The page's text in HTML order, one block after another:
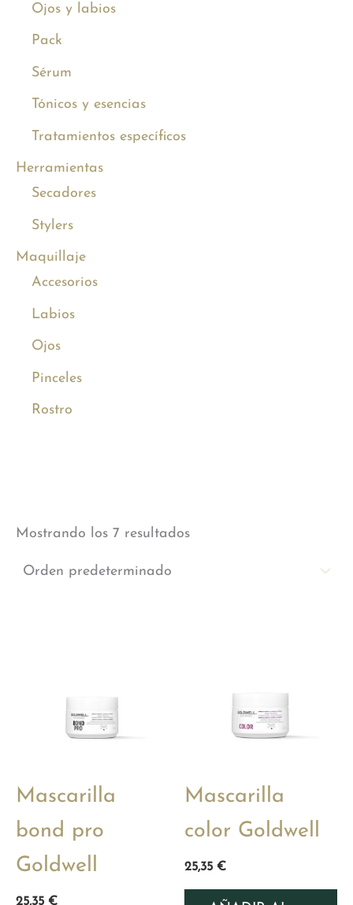
Ojos y labios
Pack
Sérum
Tónicos y esencias
Tratamientos específicos
Herramientas
Secadores
Stylers
Maquillaje
Accesorios
Labios
Ojos
Pinceles
Rostro
Mostrando los 7 resultados
Mascarilla
bond pro
Goldwell
25,35 €
Mascarilla
color Goldwell
25,35 €